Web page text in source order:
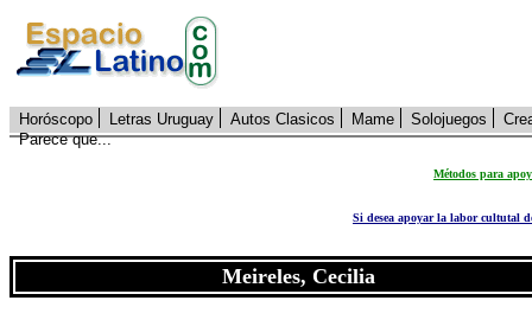
Horóscopo Letras Uruguay Autos Clasicos Mame Solojuegos
Parece que...
Métodos para
Si desea apoyar la labor cultutal
Meireles, Cecilia